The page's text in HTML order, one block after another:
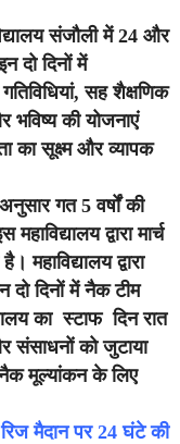
संजौली में 24 और
दो दिनों में
सह शैक्षणिक
भविष्य की योजनाएं
का सूक्ष्म और व्यापक
गत 5 वर्षों की
द्वारा मार्च
द्वारा
दिनों में नैक टीम
का स्टाफ दिन रात
संसाधनों को जुटाया
मूल्यांकन के लिए
मैदान पर 24 घंटे की